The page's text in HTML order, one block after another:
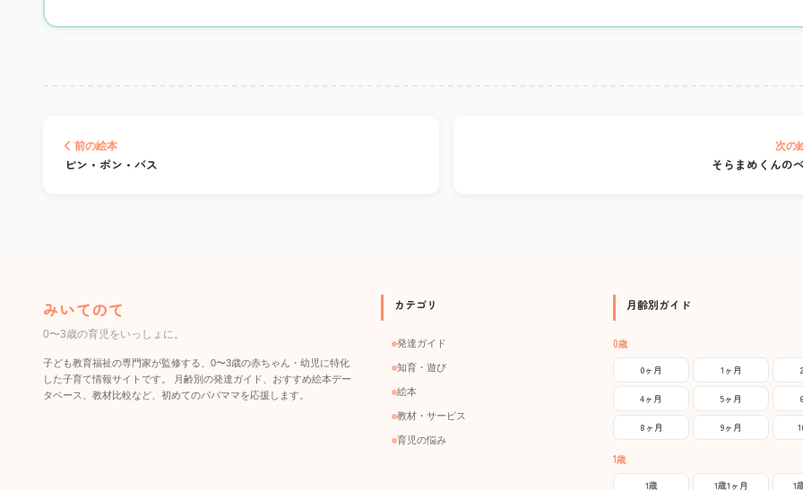
前の絵本
ピン・ポン・バス
次の
そらまめくんの
みいてのて
0〜3歳の育児をいっしょに。
子ども教育福祉の専門家が監修する、0〜3歳の赤ちゃん・幼児に特化
した子育て情報サイトです。 月齢別の発達ガイド、おすすめ絵本デー
タベース、教材比較など、初めてのパパママを応援します。
カテゴリ
発達ガイド
知育・遊び
絵本
教材・サービス
育児の悩み
月齢別ガイド
0歳
0ヶ月 1ヶ月
4ヶ月 5ヶ月
8ヶ月 9ヶ月
1歳
1歳 1歳1ヶ月 1